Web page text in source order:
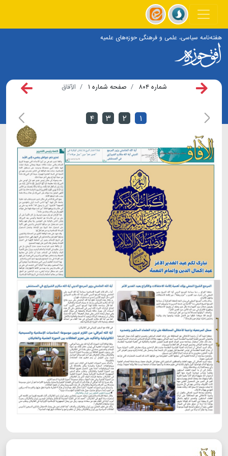
هفته‌نامه سیاسی، علمی و فرهنگی حوزه‌های علمیه
شماره ۸۰۴ صفحه شماره ۱ الآفاق
۱ ۲ ۳ ۴